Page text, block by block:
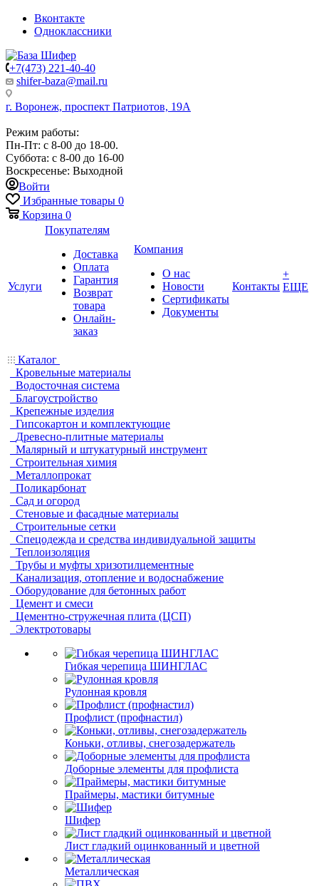
Вконтакте
Одноклассники
+7(473) 221-40-40
shifer-baza@mail.ru
г. Воронеж, проспект Патриотов, 19А
Режим работы:
Пн-Пт: с 8-00 до 18-00.
Суббота: с 8-00 до 16-00
Воскресенье: Выходной
Войти
Избранные товары 0
Корзина 0
Услуги
Покупателям
Доставка
Оплата
Гарантия
Возврат
товара
Онлайн-
заказ
Компания
О нас
Новости
Сертификаты
Документы
Контакты
+
ЕЩЕ
Каталог
Кровельные материалы
Водосточная система
Благоустройство
Крепежные изделия
Гипсокартон и комплектующие
Древесно-плитные материалы
Малярный и штукатурный инструмент
Строительная химия
Металлопрокат
Поликарбонат
Сад и огород
Стеновые и фасадные материалы
Строительные сетки
Спецодежда и средства индивидуальной защиты
Теплоизоляция
Трубы и муфты хризотилцементные
Канализация, отопление и водоснабжение
Оборудование для бетонных работ
Цемент и смеси
Цементно-стружечная плита (ЦСП)
Электротовары
Гибкая черепица ШИНГЛАС
Рулонная кровля
Профлист (профнастил)
Коньки, отливы, снегозадержатель
Доборные элементы для профлиста
Праймеры, мастики битумные
Шифер
Лист гладкий оцинкованный и цветной
Металлическая